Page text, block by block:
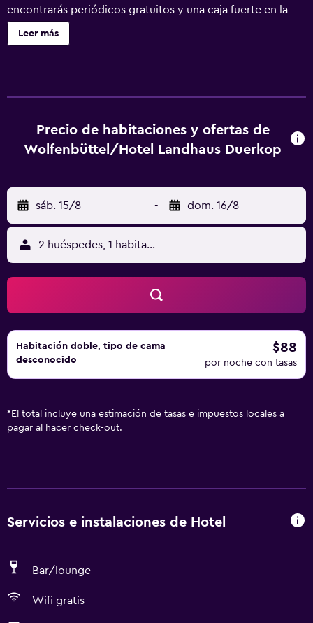
encontrarás periódicos gratuitos y una caja fuerte en la
recepción. Hotel Landhaus Duerkop ofrece 30
alojamientos con caja fuerte y zapatillas. Se ofrece una
servicios para las personas de negocios incluyen
escritorio y teléfono. Se ofrece servicio de limpieza todos
de ocio y esparcimiento que se indican más abajo en las
instalaciones o cerca del alojamiento (es posible que se
aplique un recargo).
Leer más
Precio de habitaciones y ofertas de
Wolfenbüttel/Hotel Landhaus Duerkop
sáb. 15/8 - dom. 16/8
2 huéspedes, 1 habitación
Habitación doble, tipo de cama
desconocido
$88
por noche con tasas
* El total incluye una estimación de tasas e impuestos locales a
pagar al hacer check-out.
Servicios e instalaciones de Hotel
Bar/lounge
Wifi gratis